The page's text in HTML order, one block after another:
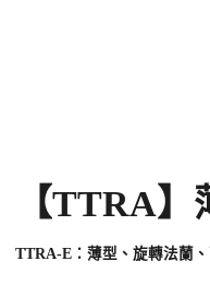
【TTRA
TTRA-E：薄型、旋轉法蘭